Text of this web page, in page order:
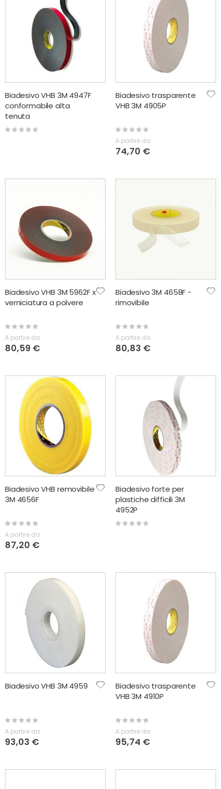
Biadesivo VHB 3M 4947F
conformabile alta
tenuta
Rating:
0%
Biadesivo trasparente
VHB 3M 4905P
Rating:
0%
A partire da
74,70 €
Biadesivo VHB 3M 5962F x
verniciatura a polvere
Rating:
0%
A partire da
80,59 €
Biadesivo 3M 4658F -
rimovibile
Rating:
0%
A partire da
80,83 €
Biadesivo VHB removibile
3M 4656F
Rating:
A partire da
87,20 €
Biadesivo forte per
plastiche difficili 3M
4952P
Rating:
Biadesivo VHB 3M 4959
Rating:
A partire da
93,03 €
Biadesivo trasparente
VHB 3M 4910P
Rating:
A partire da
95,74 €